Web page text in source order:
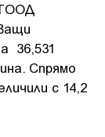
36,531
Спрямо
с 14,2